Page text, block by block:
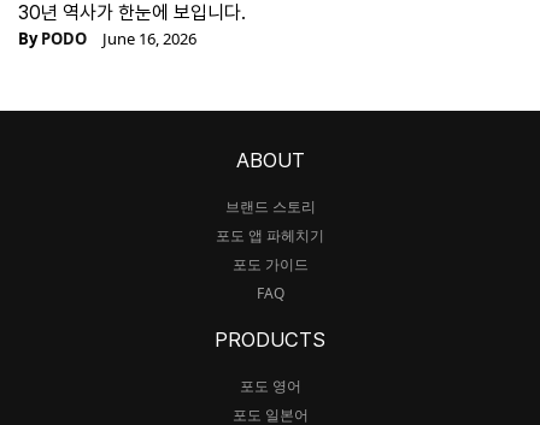
30년 역사가 한눈에 보입니다.
ByPODO June 16, 2026
ABOUT
브랜드 스토리
포도 앱 파헤치기
포도 가이드
FAQ
PRODUCTS
포도 영어
포도 일본어